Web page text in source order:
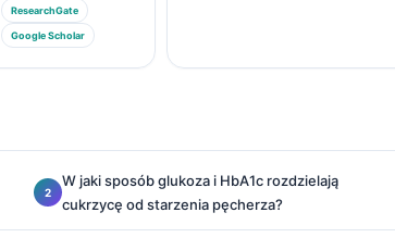
ResearchGate
Google Scholar
W jaki sposób glukoza i HbA1c rozdzielają
cukrzycę od starzenia pęcherza?